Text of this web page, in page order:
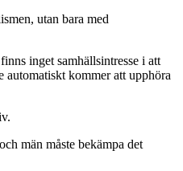
utan bara med
inget samhällsintresse i att
kommer att upphöra
män måste bekämpa det